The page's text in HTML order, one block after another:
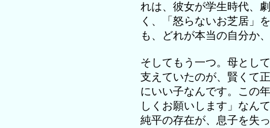
れは、彼女が学生時代、
く、「怒らないお芝居」
も、どれが本当の自分か
そしてもう一つ。母とし
支えていたのが、賢くて
にいい子なんです。この
しくお願いします」なん
純平の存在が、息子を失